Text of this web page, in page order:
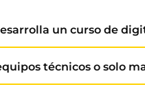
un curso de
técnicos o solo